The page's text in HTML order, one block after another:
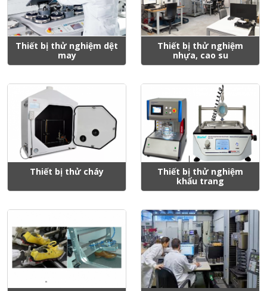
Thiết bị thử nghiệm dệt
may
Thiết bị thử nghiệm
nhựa, cao su
Thiết bị thử cháy
Thiết bị thử nghiệm
khẩu trang